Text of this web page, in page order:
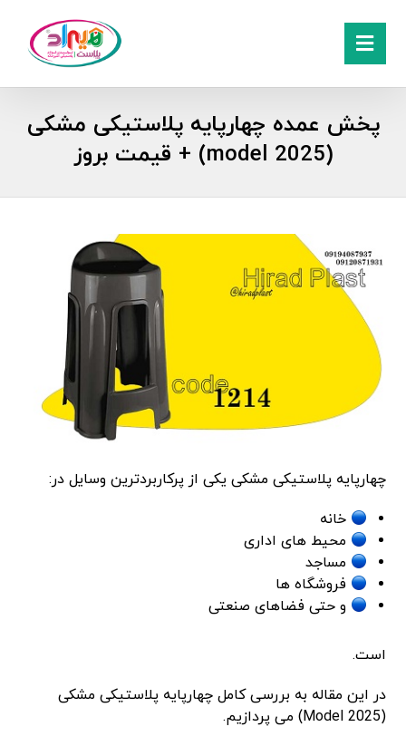
پخش عمده چهارپایه پلاستیکی مشکی
(model 2025) + قیمت بروز
چهارپایه پلاستیکی مشکی یکی از پرکاربردترین وسایل در:
خانه
محیط های اداری
مساجد
فروشگاه ها
و حتی فضاهای صنعتی
است.
در این مقاله به بررسی کامل چهارپایه پلاستیکی مشکی
(Model 2025) می پردازیم.